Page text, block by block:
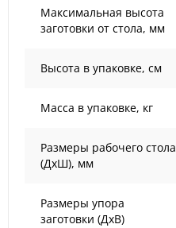
Максимальная высота
заготовки от стола, мм
Высота в упаковке, см
Масса в упаковке, кг
Размеры рабочего стола
(ДхШ), мм
Размеры упора
заготовки (ДхВ)